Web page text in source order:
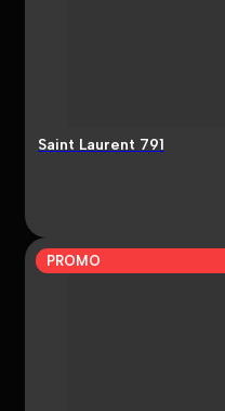
Saint Laurent 791
PROMO